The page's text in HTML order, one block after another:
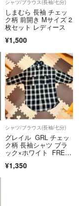
シャツ/ブラウス(長袖/七分)
しまむら 長袖 チェッ
ク柄 前開き Mサイズ 2
枚セット レディース
¥1,500
シャツ/ブラウス(長袖/七分)
グレイル GRL チェッ
ク柄 長袖シャツ ブラ
ック×ホワイト FREE
¥1,350